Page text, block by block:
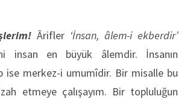
Ârifler ‘İnsan, âlem-i ekberdir’
insan en büyük âlemdir. İnsanın
ise merkez-i umumîdir. Bir misalle bu
etmeye çalışayım. Bir topluluğun